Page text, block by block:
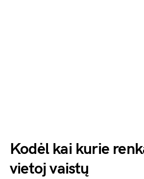
Kodėl kai kurie
vietoj vaistų